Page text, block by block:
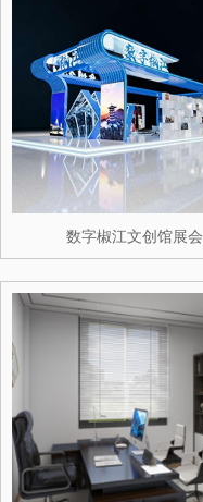
数字椒江文创馆展会